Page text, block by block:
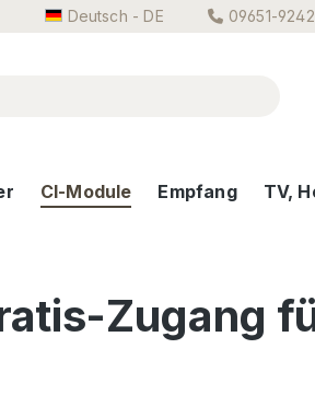
Deutsch - DE 09651-
CI-Module Empfang TV,
Zugang